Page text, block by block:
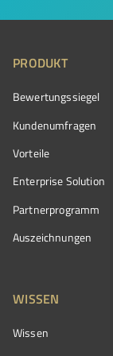
PRODUKT
Bewertungssiegel
Kundenumfragen
Vorteile
Enterprise Solution
Partnerprogramm
Auszeichnungen
WISSEN
Wissen